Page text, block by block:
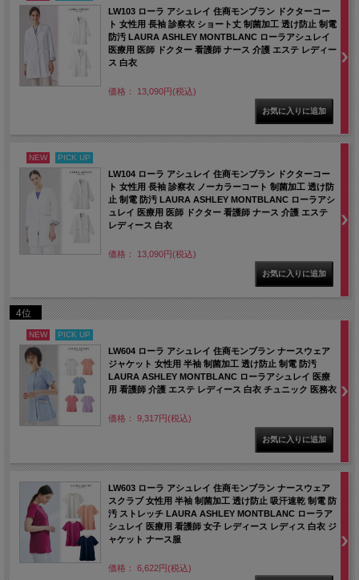
LW103 ローラ アシュレイ 住商モンブラン ドクターコー
ト 女性用 長袖 診察衣 ショート丈 制菌加工 透け防止 制電
防汚 LAURA ASHLEY MONTBLANC ローラアシュレイ
医療用 医師 ドクター 看護師 ナース 介護 エステ レディー
ス 白衣
価格： 13,090円(税込)
NEW PICK UP
LW104 ローラ アシュレイ 住商モンブラン ドクターコー
ト 女性用 長袖 診察衣 ノーカラーコート 制菌加工 透け防
止 制電 防汚 LAURA ASHLEY MONTBLANC ローラアシ
ュレイ 医療用 医師 ドクター 看護師 ナース 介護 エステ
レディース 白衣
価格： 13,090円(税込)
4位
NEW PICK UP
LW604 ローラ アシュレイ 住商モンブラン ナースウェア
ジャケット 女性用 半袖 制菌加工 透け防止 制電 防汚
LAURA ASHLEY MONTBLANC ローラアシュレイ 医療
用 看護師 介護 エステ レディース 白衣 チュニック 医務衣
価格： 9,317円(税込)
LW603 ローラ アシュレイ 住商モンブラン ナースウェア
スクラブ 女性用 半袖 制菌加工 透け防止 吸汗速乾 制電 防
汚 ストレッチ LAURA ASHLEY MONTBLANC ローラア
シュレイ 医療用 看護師 女子 レディース レディス 白衣 ジ
ャケット ナース服
価格： 6,622円(税込)